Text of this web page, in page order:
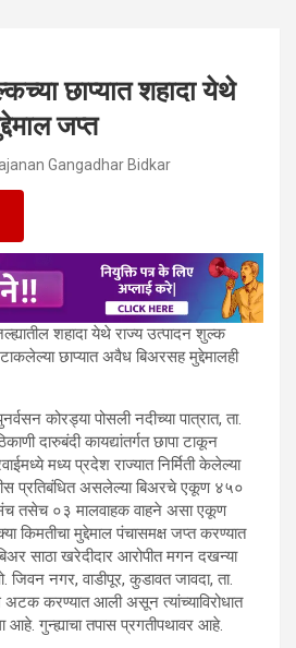
छाप्यात शहादा येथे
जप्त
Gangadhar Bidkar
शहादा येथे राज्य उत्पादन शुल्क
छाप्यात अवैध बिअरसह मुद्देमालही
कोरड्या पोसली नदीच्या पात्रात, ता.
दारुबंदी कायद्यांतर्गत छापा टाकून
मध्य प्रदेश राज्यात निर्मिती केलेल्या
प्रतिबंधित असलेल्या बिअरचे एकूण ४५०
तसेच ०३ मालवाहक वाहने असा एकूण
मुद्देमाल पंचासमक्ष जप्त करण्यात
साठा खरेदीदार आरोपीत मगन दखन्या
जिवन नगर, वाडीपूर, कुडावत जावदा, ता.
अटक करण्यात आली असून त्यांच्याविरोधात
गुन्ह्याचा तपास प्रगतीपथावर आहे.